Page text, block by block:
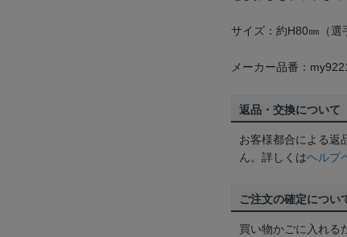
サイズ：約H80㎜（選
メーカー品番：
返品・交換について
お客様都合による返
ん。詳しくはヘルプ
ご注文の確定につい
買い物かごに入れる